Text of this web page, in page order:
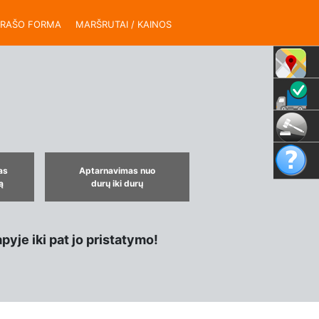
FORMA MARŠRUTAI / KAINOS
Aptarnavimas nuo
durų iki durų
iki pat jo pristatymo!